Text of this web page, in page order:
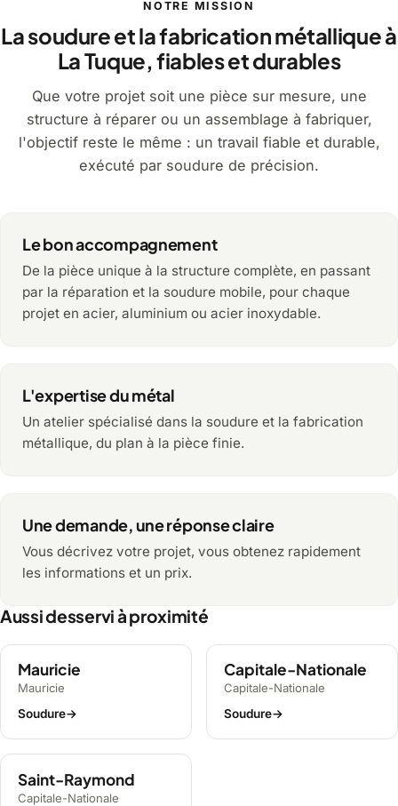
NOTRE MISSION
La soudure et la fabrication métallique à
La Tuque, fiables et durables
Que votre projet soit une pièce sur mesure, une
structure à réparer ou un assemblage à fabriquer,
l'objectif reste le même : un travail fiable et durable,
exécuté par soudure de précision.
Le bon accompagnement
De la pièce unique à la structure complète, en passant
par la réparation et la soudure mobile, pour chaque
projet en acier, aluminium ou acier inoxydable.
L'expertise du métal
Un atelier spécialisé dans la soudure et la fabrication
métallique, du plan à la pièce finie.
Une demande, une réponse claire
Vous décrivez votre projet, vous obtenez rapidement
les informations et un prix.
Aussi desservi à proximité
Mauricie
Mauricie
Soudure→
Capitale-Nationale
Capitale-Nationale
Soudure→
Saint-Raymond
Capitale-Nationale